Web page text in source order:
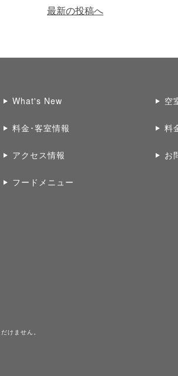
最新の投稿へ
What's New 空
料金･客室情報 料
アクセス情報 お
フードメニュー
けません。